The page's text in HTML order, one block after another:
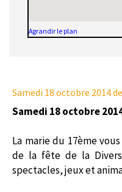
Agrandir le plan
Samedi 18 octobre 2014
Samedi 18 octobre
La marie du 17ème
de la fête de la
spectacles, jeux et